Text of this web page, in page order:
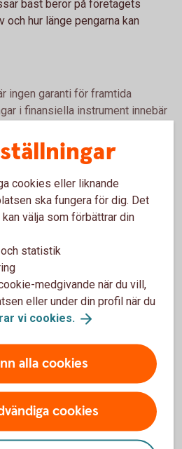
bäst beror på företagets
hur länge pengarna kan
ingen garanti för framtida
i finansiella instrument innebär
och informationsbroschyr
.
företag
pengar växa tryggt.
bäst beror på placeringens
kan avvaras.
cookies eller liknande
ska fungera för dig. Det
välja som förbättrar din
statistik
medgivande när du vill,
eller under din profil när du
vi cookies.
alla cookies
cookies